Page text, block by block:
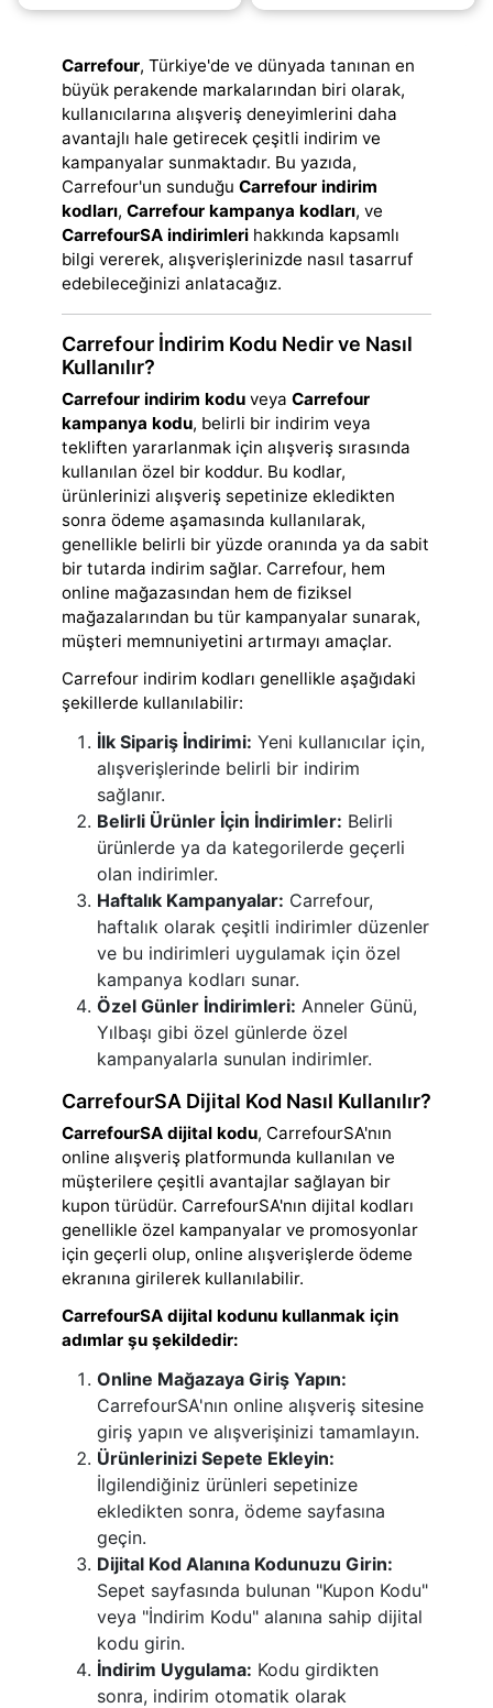
Carrefour, Türkiye'de ve dünyada tanınan en
büyük perakende markalarından biri olarak,
kullanıcılarına alışveriş deneyimlerini daha
avantajlı hale getirecek çeşitli indirim ve
kampanyalar sunmaktadır. Bu yazıda,
Carrefour'un sunduğu Carrefour indirim
kodları, Carrefour kampanya kodları, ve
CarrefourSA indirimleri hakkında kapsamlı
bilgi vererek, alışverişlerinizde nasıl tasarruf
edebileceğinizi anlatacağız.
Carrefour İndirim Kodu Nedir ve Nasıl
Kullanılır?
Carrefour indirim kodu veya Carrefour
kampanya kodu, belirli bir indirim veya
tekliften yararlanmak için alışveriş sırasında
kullanılan özel bir koddur. Bu kodlar,
ürünlerinizi alışveriş sepetinize ekledikten
sonra ödeme aşamasında kullanılarak,
genellikle belirli bir yüzde oranında ya da sabit
bir tutarda indirim sağlar. Carrefour, hem
online mağazasından hem de fiziksel
mağazalarından bu tür kampanyalar sunarak,
müşteri memnuniyetini artırmayı amaçlar.
Carrefour indirim kodları genellikle aşağıdaki
şekillerde kullanılabilir:
İlk Sipariş İndirimi: Yeni kullanıcılar için,
alışverişlerinde belirli bir indirim
sağlanır.
Belirli Ürünler İçin İndirimler: Belirli
ürünlerde ya da kategorilerde geçerli
olan indirimler.
Haftalık Kampanyalar: Carrefour,
haftalık olarak çeşitli indirimler düzenler
ve bu indirimleri uygulamak için özel
kampanya kodları sunar.
Özel Günler İndirimleri: Anneler Günü,
Yılbaşı gibi özel günlerde özel
kampanyalarla sunulan indirimler.
CarrefourSA Dijital Kod Nasıl Kullanılır?
CarrefourSA dijital kodu, CarrefourSA'nın
online alışveriş platformunda kullanılan ve
müşterilere çeşitli avantajlar sağlayan bir
kupon türüdür. CarrefourSA'nın dijital kodları
genellikle özel kampanyalar ve promosyonlar
için geçerli olup, online alışverişlerde ödeme
ekranına girilerek kullanılabilir.
CarrefourSA dijital kodunu kullanmak için
adımlar şu şekildedir:
Online Mağazaya Giriş Yapın:
CarrefourSA'nın online alışveriş sitesine
giriş yapın ve alışverişinizi tamamlayın.
Ürünlerinizi Sepete Ekleyin:
İlgilendiğiniz ürünleri sepetinize
ekledikten sonra, ödeme sayfasına
geçin.
Dijital Kod Alanına Kodunuzu Girin:
Sepet sayfasında bulunan "Kupon Kodu"
veya "İndirim Kodu" alanına sahip dijital
kodu girin.
İndirim Uygulama: Kodu girdikten
sonra, indirim otomatik olarak